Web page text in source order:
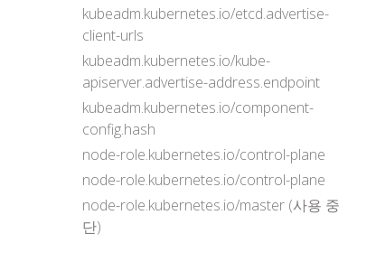
kubeadm.kubernetes.io/etcd.advertise-
client-urls
kubeadm.kubernetes.io/kube-
apiserver.advertise-address.endpoint
kubeadm.kubernetes.io/component-
config.hash
node-role.kubernetes.io/control-plane
node-role.kubernetes.io/control-plane
node-role.kubernetes.io/master (사용 중
단)